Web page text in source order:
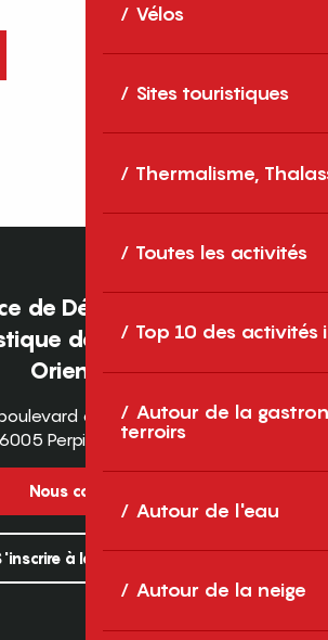
Vélos
Sites touristiques
Thermalisme,
Toutes les activités
Top 10 des activités
Autour de la
terroirs
Autour de l'eau
Autour de la neige
Méditerranée, villages de
grands espaces naturels, les
sont une destination
partager des moments en
famille tout au long...
de Développement
des Pyrénées-
Orientales
des Pyrénées
Perpignan Cedex
Nous contacter
à la newsletter